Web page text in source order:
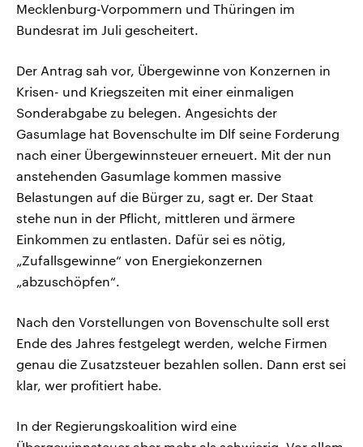
Mecklenburg-Vorpommern und Thüringen im
Bundesrat im Juli gescheitert.
Der Antrag sah vor, Übergewinne von Konzernen in
Krisen- und Kriegszeiten mit einer einmaligen
Sonderabgabe zu belegen. Angesichts der
Gasumlage hat Bovenschulte im Dlf seine Forderung
nach einer Übergewinnsteuer erneuert. Mit der nun
anstehenden Gasumlage kommen massive
Belastungen auf die Bürger zu, sagt er. Der Staat
stehe nun in der Pflicht, mittleren und ärmere
Einkommen zu entlasten. Dafür sei es nötig,
„Zufallsgewinne“ von Energiekonzernen
„abzuschöpfen“.
Nach den Vorstellungen von Bovenschulte soll erst
Ende des Jahres festgelegt werden, welche Firmen
genau die Zusatzsteuer bezahlen sollen. Dann erst sei
klar, wer profitiert habe.
In der Regierungskoalition wird eine